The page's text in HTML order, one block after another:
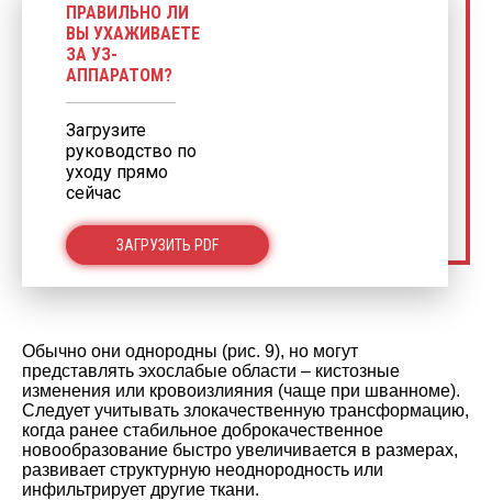
ПРАВИЛЬНО ЛИ
ВЫ УХАЖИВАЕТЕ
ЗА УЗ-
АППАРАТОМ?
Загрузите
руководство по
уходу прямо
сейчас
ЗАГРУЗИТЬ PDF
Обычно они однородны (рис. 9), но могут
представлять эхослабые области – кистозные
изменения или кровоизлияния (чаще при шванноме).
Следует учитывать злокачественную трансформацию,
когда ранее стабильное доброкачественное
новообразование быстро увеличивается в размерах,
развивает структурную неоднородность или
инфильтрирует другие ткани.